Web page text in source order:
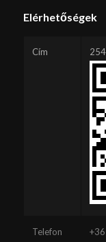
Elérhetőségek
Cím
Telefon